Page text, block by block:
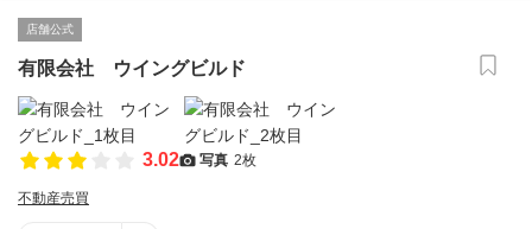
店舗公式
有限会社 ウイングビルド
3.02 写真 2枚
不動産売買